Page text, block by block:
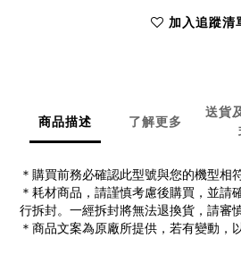
加入追蹤清
商品描述 了解更多
送貨
＊購買前務必確認此型號與您的機型相
＊耗材商品，請謹慎考慮後購買，並請
行拆封。一經拆封將無法退換貨，請審
＊商品文案為原廠所提供，若有變動，